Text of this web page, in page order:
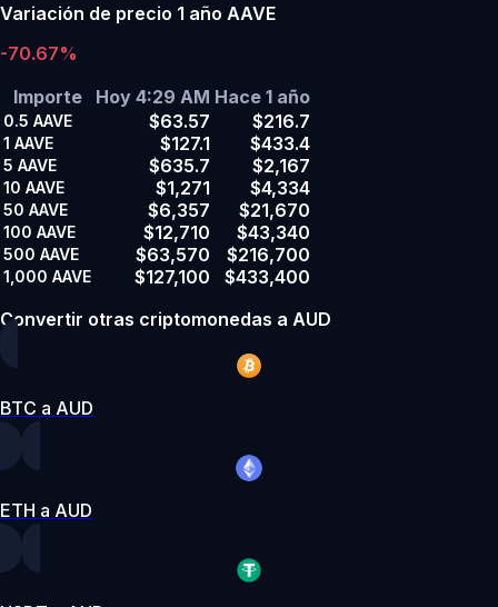
Variación de precio 1 año AAVE
-70.67%
Importe
Hoy 4:29 AM Hace 1 año
0.5 AAVE $63.57 $216.7
1 AAVE $127.1 $433.4
5 AAVE $635.7 $2,167
10 AAVE $1,271 $4,334
50 AAVE $6,357 $21,670
100 AAVE $12,710 $43,340
500 AAVE $63,570 $216,700
1,000 AAVE $127,100
$433,400
Convertir otras criptomonedas a AUD
BTC a AUD
ETH a AUD